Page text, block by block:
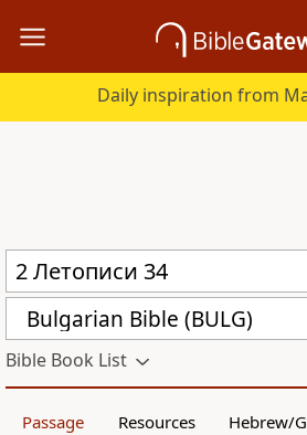
Daily inspiration from
Bulgarian Bible (BULG)
Bible Book List
Passage Resources Hebrew/